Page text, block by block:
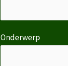
Onderwerp